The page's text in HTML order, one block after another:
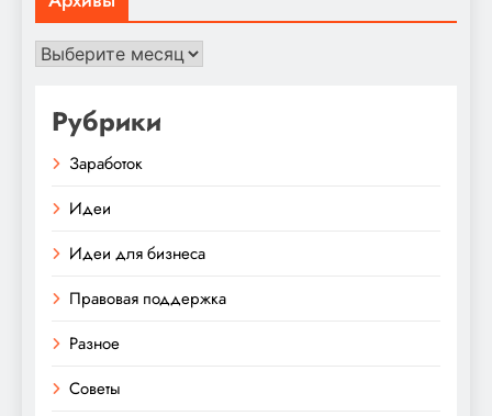
Архивы
Рубрики
Заработок
Идеи
Идеи для бизнеса
Правовая поддержка
Разное
Советы